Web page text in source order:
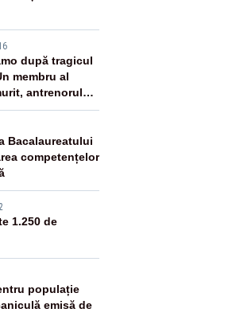
fraudă
după tragicul
membru al
antrenorul
spital
Bacalaureatului
competențelor
1.250 de
populație
emisă de